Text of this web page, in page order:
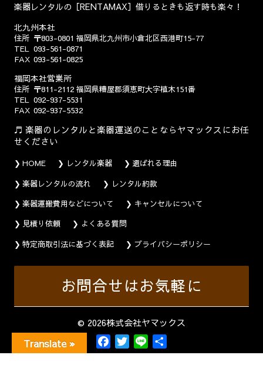
楽器レンタルの［RENTAMAX］借りるときも返す時も楽々！
北九州本社
住所 〒803-0801 福岡県北九州市小倉北区西港町15-77
TEL 093-561-0871
FAX 093-561-0825
福岡本社営業所
住所 〒811-2112 福岡県糟屋郡須恵町大字植木151番
TEL 092-937-5531
FAX 092-937-5532
楽器のレンタルと楽器運送のことならヤマックスにお任
せください
HOME レンタル楽器
選ばれる理由
楽器レンタルの流れ
レンタル約款
楽器運搬費用などについて
キャンセルについて
見積り依頼
よくある質問
特定商取引法に基づく表記
プライバシーポリシー
お問合せはお気軽に
© 2026株式会社ヤマックス
F
a
T
w
L
Translate »